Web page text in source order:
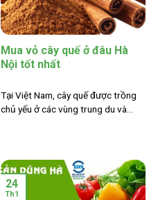
Mua vỏ cây quế ở đâu Hà
Nội tốt nhất
Tại Việt Nam, cây quế được trồng
chủ yếu ở các vùng trung du và...
24
Th1